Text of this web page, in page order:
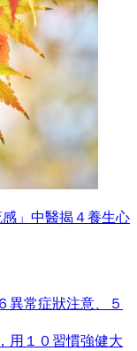
」中醫揭４養生心
異常症狀注意、５
用１０習慣強健大